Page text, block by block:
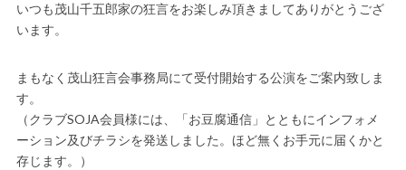
いつも茂山千五郎家の狂言をお楽しみ頂きましてありがとうござ
います。
まもなく茂山狂言会事務局にて受付開始する公演をご案内致しま
す。
（クラブSOJA会員様には、「お豆腐通信」とともにインフォメ
ーション及びチラシを発送しました。ほど無くお手元に届くかと
存じます。）